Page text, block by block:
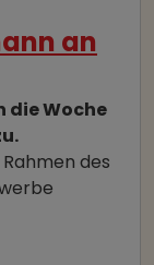
an
die Woche
des